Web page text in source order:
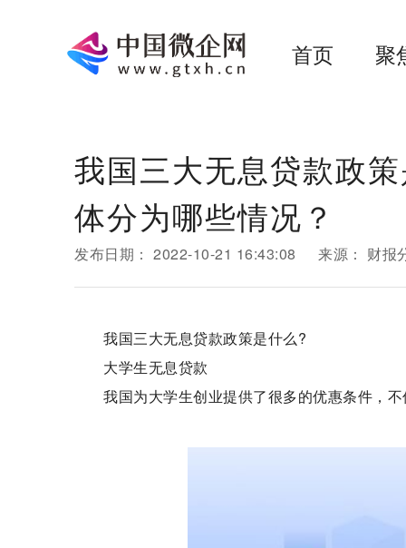
首页 聚
我国三大无息贷款政
体分为哪些情况？
发布日期： 2022-10-21 16:43:08 来源： 财报
我国三大无息贷款政策是什么?
大学生无息贷款
我国为大学生创业提供了很多的优惠条件，